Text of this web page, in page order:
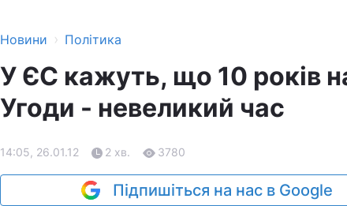
Новини › Політика
У ЄС кажуть, що 10 років
Угоди - невеликий час
14:05, 26.01.12 2 хв. 3780
Підпишіться на нас в Google